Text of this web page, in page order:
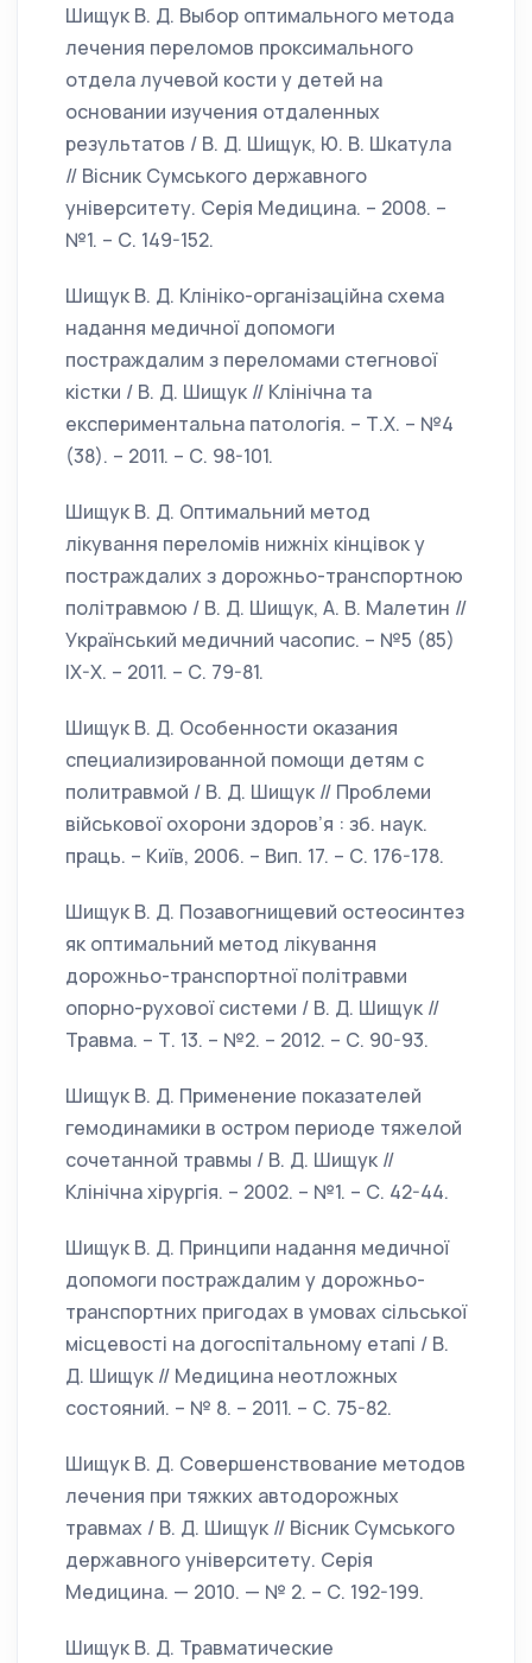
Шищук В. Д. Выбор оптимального метода
лечения переломов проксимального
отдела лучевой кости у детей на
основании изучения отдаленных
результатов / В. Д. Шищук, Ю. В. Шкатула
// Вісник Сумського державного
університету. Серія Медицина. – 2008. –
№1. – С. 149-152.
Шищук В. Д. Клініко-організаційна схема
надання медичної допомоги
постраждалим з переломами стегнової
кістки / В. Д. Шищук // Клінічна та
експериментальна патологія. – Т.Х. – №4
(38). – 2011. – С. 98-101.
Шищук В. Д. Оптимальний метод
лікування переломів нижніх кінцівок у
постраждалих з дорожньо-транспортною
політравмою / В. Д. Шищук, А. В. Малетин //
Український медичний часопис. – №5 (85)
IX-X. – 2011. – С. 79-81.
Шищук В. Д. Особенности оказания
специализированной помощи детям с
политравмой / В. Д. Шищук // Проблеми
військової охорони здоров’я : зб. наук.
праць. – Київ, 2006. – Вип. 17. – С. 176-178.
Шищук В. Д. Позавогнищевий остеосинтез
як оптимальний метод лікування
дорожньо-транспортної політравми
опорно-рухової системи / В. Д. Шищук //
Травма. – Т. 13. – №2. – 2012. – С. 90-93.
Шищук В. Д. Применение показателей
гемодинамики в остром периоде тяжелой
сочетанной травмы / В. Д. Шищук //
Клінічна хірургія. – 2002. – №1. – С. 42-44.
Шищук В. Д. Принципи надання медичної
допомоги постраждалим у дорожньо-
транспортних пригодах в умовах сільської
місцевості на догоспітальному етапі / В.
Д. Шищук // Медицина неотложных
состояний. – № 8. – 2011. – С. 75-82.
Шищук В. Д. Совершенствование методов
лечения при тяжких автодорожных
травмах / В. Д. Шищук // Вісник Сумського
державного університету. Серія
Медицина. — 2010. — № 2. – С. 192-199.
Шищук В. Д. Травматические